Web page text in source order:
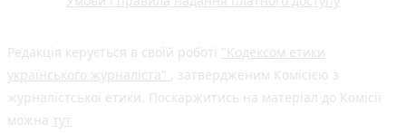
Редакція керується в своїй роботі "Кодексом етики
українського журналіста" , затвердженим Комісією з
журналістської етики. Поскаржитись на матеріал до Комісії
можна тут